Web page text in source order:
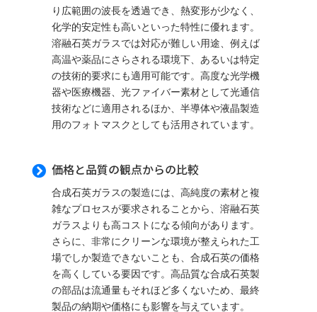
り広範囲の波長を透過でき、熱変形が少なく、
化学的安定性も高いといった特性に優れます。
溶融石英ガラスでは対応が難しい用途、例えば
高温や薬品にさらされる環境下、あるいは特定
の技術的要求にも適用可能です。高度な光学機
器や医療機器、光ファイバー素材として光通信
技術などに適用されるほか、半導体や液晶製造
用のフォトマスクとしても活用されています。
 価格と品質の観点からの比較
合成石英ガラスの製造には、高純度の素材と複
雑なプロセスが要求されることから、溶融石英
ガラスよりも高コストになる傾向があります。
さらに、非常にクリーンな環境が整えられた工
場でしか製造できないことも、合成石英の価格
を高くしている要因です。高品質な合成石英製
の部品は流通量もそれほど多くないため、最終
製品の納期や価格にも影響を与えています。